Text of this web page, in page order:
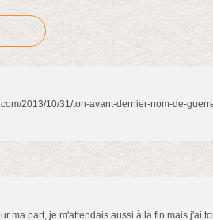
2013/10/31/ton-avant-dernier-nom-de-
ma part, je m'attendais aussi à la fin mais j'ai